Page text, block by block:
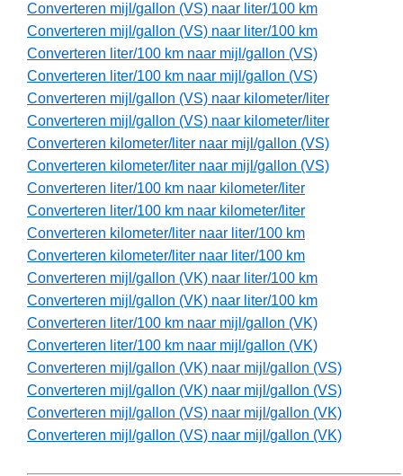
Converteren mijl/gallon (VS) naar liter/100 km
Converteren mijl/gallon (VS) naar liter/100 km
Converteren liter/100 km naar mijl/gallon (VS)
Converteren liter/100 km naar mijl/gallon (VS)
Converteren mijl/gallon (VS) naar kilometer/liter
Converteren mijl/gallon (VS) naar kilometer/liter
Converteren kilometer/liter naar mijl/gallon (VS)
Converteren kilometer/liter naar mijl/gallon (VS)
Converteren liter/100 km naar kilometer/liter
Converteren liter/100 km naar kilometer/liter
Converteren kilometer/liter naar liter/100 km
Converteren kilometer/liter naar liter/100 km
Converteren mijl/gallon (VK) naar liter/100 km
Converteren mijl/gallon (VK) naar liter/100 km
Converteren liter/100 km naar mijl/gallon (VK)
Converteren liter/100 km naar mijl/gallon (VK)
Converteren mijl/gallon (VK) naar mijl/gallon (VS)
Converteren mijl/gallon (VK) naar mijl/gallon (VS)
Converteren mijl/gallon (VS) naar mijl/gallon (VK)
Converteren mijl/gallon (VS) naar mijl/gallon (VK)